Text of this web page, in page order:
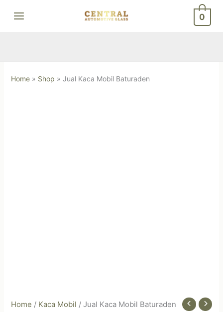
0
Home» Shop » Jual Kaca Mobil Baturaden
Home / Kaca Mobil / Jual Kaca Mobil Baturaden